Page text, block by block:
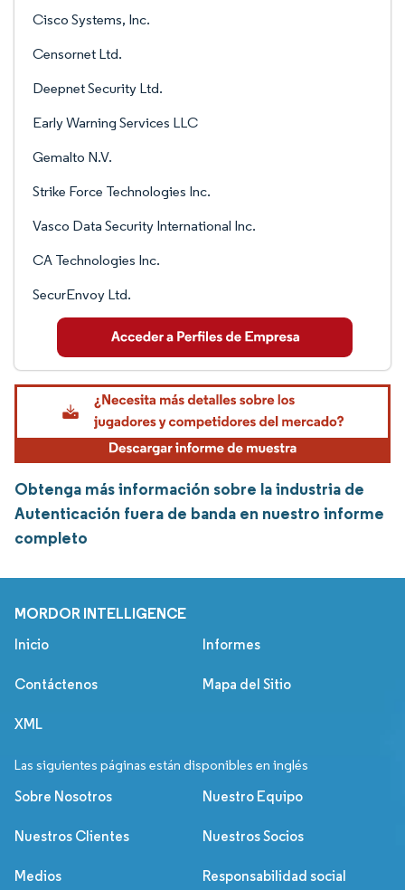
Cisco Systems, Inc.
Censornet Ltd.
Deepnet Security Ltd.
Early Warning Services LLC
Gemalto N.V.
Strike Force Technologies Inc.
Vasco Data Security International Inc.
CA Technologies Inc.
SecurEnvoy Ltd.
Obtenga más información sobre la industria de
Autenticación fuera de banda en nuestro informe
completo
MORDOR INTELLIGENCE
Inicio Informes
Contáctenos Mapa del Sitio
XML
Las siguientes páginas están disponibles en inglés
Sobre Nosotros Nuestro Equipo
Nuestros Clientes Nuestros Socios
Medios Responsabilidad social